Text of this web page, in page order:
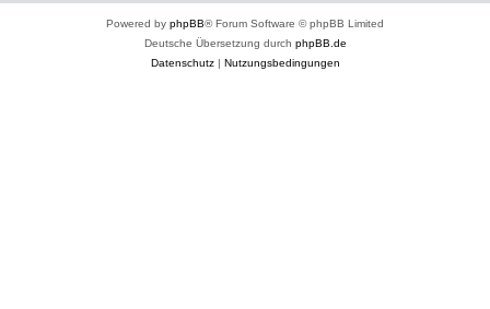
Powered by phpBB® Forum Software © phpBB Limited
Deutsche Übersetzung durch phpBB.de
Datenschutz| Nutzungsbedingungen